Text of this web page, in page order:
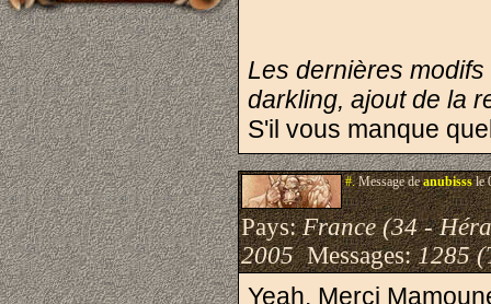
Les dernières
darkling, ajout de la
S'il vous manque
#.Message deanubisssle
Pays:France (34 -
2005Messages:1285
Yeah. Merci